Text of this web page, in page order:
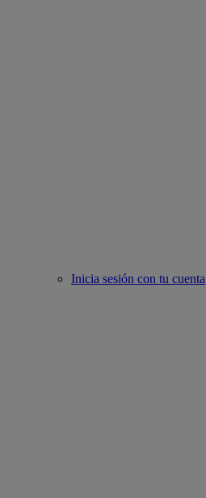
Inicia sesión con tu cuenta